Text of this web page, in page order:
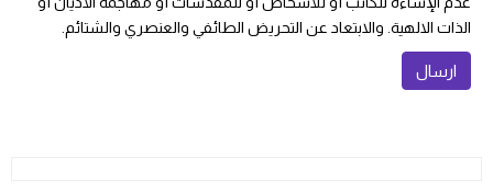
الذات الالهية. والابتعاد عن التحريض الطائفي والعنصري والشتائم.